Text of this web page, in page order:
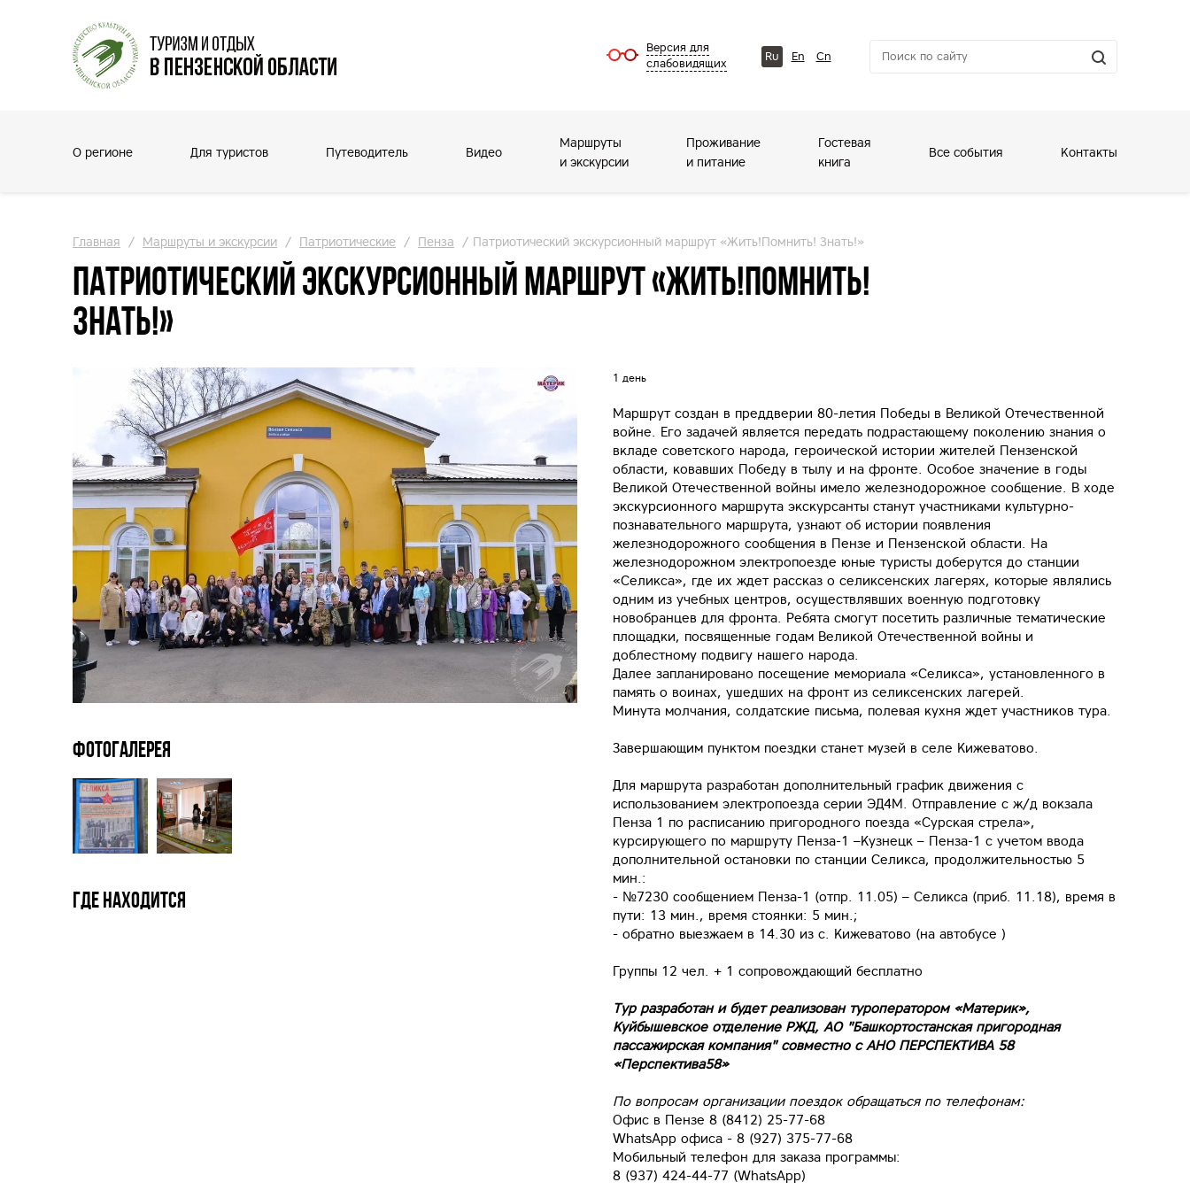
Версия для
слабовидящих
Ru En Cn
О регионе Для туристов Путеводитель Видео
Маршруты
и экскурсии
Проживание
и питание
Гостевая
книга
Все события Контакты
Главная / Маршруты и экскурсии / Патриотические / Пенза / Патриотический экскурсионный маршрут «Жить!Помнить! Знать!»
Патриотический экскурсионный маршрут «Жить!Помнить!
Знать!»
Фотогалерея
Где находится
1 день
Маршрут создан в преддверии 80-летия Победы в Великой Отечественной
войне. Его задачей является передать подрастающему поколению знания о
вкладе советского народа, героической истории жителей Пензенской
области, ковавших Победу в тылу и на фронте. Особое значение в годы
Великой Отечественной войны имело железнодорожное сообщение. В ходе
экскурсионного маршрута экскурсанты станут участниками культурно-
познавательного маршрута, узнают об истории появления
железнодорожного сообщения в Пензе и Пензенской области. На
железнодорожном электропоезде юные туристы доберутся до станции
«Селикса», где их ждет рассказ о селиксенских лагерях, которые являлись
одним из учебных центров, осуществлявших военную подготовку
новобранцев для фронта. Ребята смогут посетить различные тематические
площадки, посвященные годам Великой Отечественной войны и
доблестному подвигу нашего народа.
Далее запланировано посещение мемориала «Селикса», установленного в
память о воинах, ушедших на фронт из селиксенских лагерей.
Минута молчания, солдатские письма, полевая кухня ждет участников тура.
Завершающим пунктом поездки станет музей в селе Кижеватово.
Для маршрута разработан дополнительный график движения с
использованием электропоезда серии ЭД4М. Отправление с ж/д вокзала
Пенза 1 по расписанию пригородного поезда «Сурская стрела»,
курсирующего по маршруту Пенза-1 –Кузнецк – Пенза-1 с учетом ввода
дополнительной остановки по станции Селикса, продолжительностью 5
мин.:
- №7230 сообщением Пенза-1 (отпр. 11.05) – Селикса (приб. 11.18), время в
пути: 13 мин., время стоянки: 5 мин.;
- обратно выезжаем в 14.30 из с. Кижеватово (на автобусе )
Группы 12 чел. + 1 сопровождающий бесплатно
Тур разработан и будет реализован туроператором «Материк»,
Куйбышевское отделение РЖД, АО "Башкортостанская пригородная
пассажирская компания" совместно с АНО ПЕРСПЕКТИВА 58
«Перспектива58»
По вопросам организации поездок обращаться по телефонам:
Офис в Пензе 8 (8412) 25-77-68
WhatsApp офиса - 8 (927) 375-77-68
Мобильный телефон для заказа программы:
8 (937) 424-44-77 (WhatsApp)